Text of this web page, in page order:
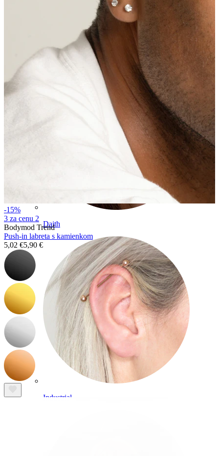
Conch
Daith
Industrial
-15%
3 za cenu 2
Bodymod Trend
Push-in labreta s kamienkom
5,02 €5,90 €